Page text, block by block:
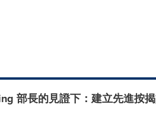
部長的見證下：建立先進按